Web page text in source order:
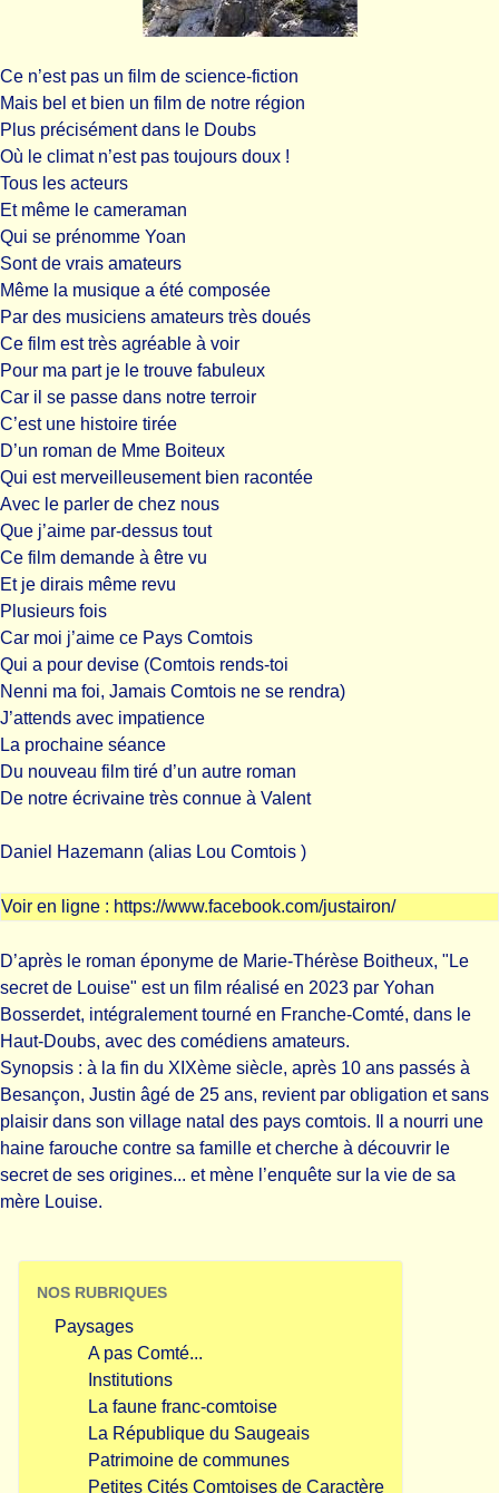
Ce n’est pas un film de science-fiction
Mais bel et bien un film de notre région
Plus précisément dans le Doubs
Où le climat n’est pas toujours doux !
Tous les acteurs
Et même le cameraman
Qui se prénomme Yoan
Sont de vrais amateurs
Même la musique a été composée
Par des musiciens amateurs très doués
Ce film est très agréable à voir
Pour ma part je le trouve fabuleux
Car il se passe dans notre terroir
C’est une histoire tirée
D’un roman de Mme Boiteux
Qui est merveilleusement bien racontée
Avec le parler de chez nous
Que j’aime par-dessus tout
Ce film demande à être vu
Et je dirais même revu
Plusieurs fois
Car moi j’aime ce Pays Comtois
Qui a pour devise (Comtois rends-toi
Nenni ma foi, Jamais Comtois ne se rendra)
J’attends avec impatience
La prochaine séance
Du nouveau film tiré d’un autre roman
De notre écrivaine très connue à Valent
Daniel Hazemann (alias Lou Comtois )
Voir en ligne : https://www.facebook.com/justairon/
D’après le roman éponyme de Marie-Thérèse Boitheux, "Le
secret de Louise" est un film réalisé en 2023 par Yohan
Bosserdet, intégralement tourné en Franche-Comté, dans le
Haut-Doubs, avec des comédiens amateurs.
Synopsis : à la fin du XIXème siècle, après 10 ans passés à
Besançon, Justin âgé de 25 ans, revient par obligation et sans
plaisir dans son village natal des pays comtois. Il a nourri une
haine farouche contre sa famille et cherche à découvrir le
secret de ses origines... et mène l’enquête sur la vie de sa
mère Louise.
NOS RUBRIQUES
Paysages
A pas Comté...
Institutions
La faune franc-comtoise
La République du Saugeais
Patrimoine de communes
Petites Cités Comtoises de Caractère